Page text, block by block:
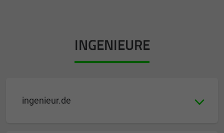
INGENIEURE
ingenieur.de